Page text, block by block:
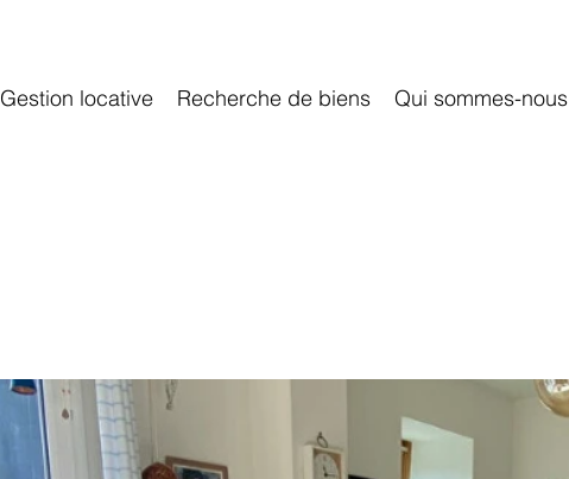
Gestion locative Recherche de biens Qui sommes-nous